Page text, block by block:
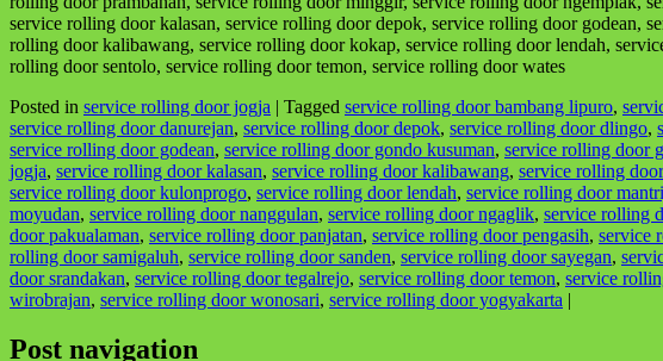
service rolling door kalasan, service rolling door depok, service rolling door godean,
rolling door kalibawang, service rolling door kokap, service rolling door lendah,
rolling door sentolo, service rolling door temon, service rolling door wates
Posted in service rolling door jogja | Tagged service rolling door bambang lipuro,
service rolling door danurejan, service rolling door depok, service rolling door dlingo,
service rolling door godean, service rolling door gondo kusuman, service rolling door
jogja, service rolling door kalasan, service rolling door kalibawang, service rolling
service rolling door kulonprogo, service rolling door lendah, service rolling door
moyudan, service rolling door nanggulan, service rolling door ngaglik, service rolling
door pakualaman, service rolling door panjatan, service rolling door pengasih, service
rolling door samigaluh, service rolling door sanden, service rolling door sayegan,
door srandakan, service rolling door tegalrejo, service rolling door temon, service
wirobrajan, service rolling door wonosari, service rolling door yogyakarta |
Post navigation